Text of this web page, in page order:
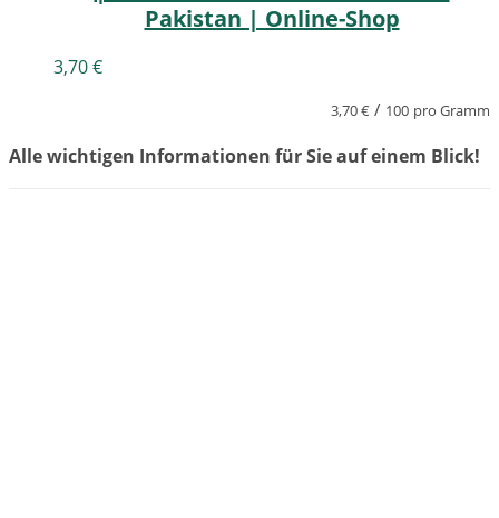
Pakistan | Online-Shop
3,70€
3,70€ / 100 pro Gramm
Alle wichtigen Informationen für Sie auf einem Blick!